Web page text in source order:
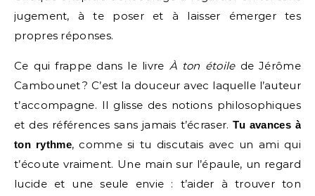
jugement, à te poser et à laisser émerger tes
propres réponses.
Ce qui frappe dans le livre À ton étoilede Jérôme
Cambounet ? C’est la douceur avec laquelle l’auteur
t’accompagne. Il glisse des notions philosophiques
et des références sans jamais t’écraser.Tu avances à
ton rythme, comme si tu discutais avec un ami qui
t’écoute vraiment. Une main sur l’épaule, un regard
lucide et une seule envie : t’aider à trouver ton